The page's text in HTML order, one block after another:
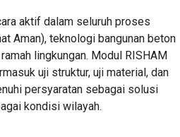
aktif dalam seluruh proses
Aman), teknologi bangunan beton
lingkungan. Modul RISHAM
uji struktur, uji material, dan
persyaratan sebagai solusi
kondisi wilayah.